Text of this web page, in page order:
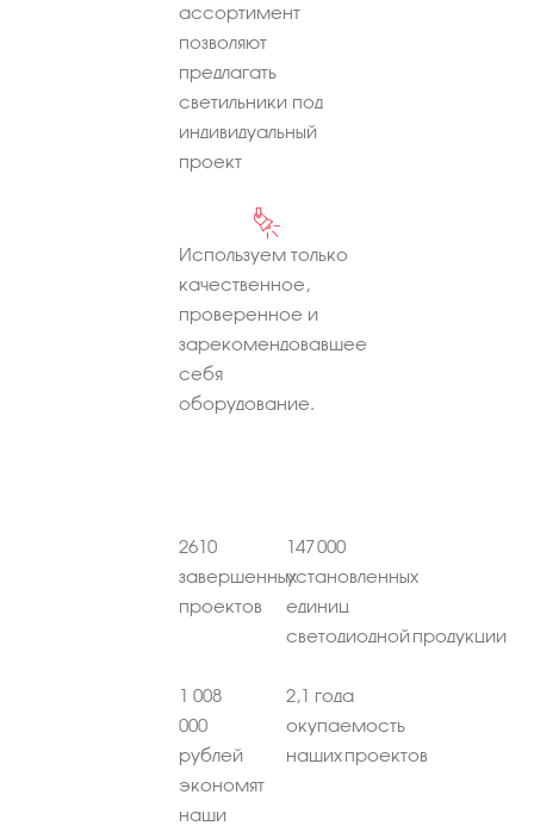
ассортимент
позволяют
предлагать
светильники под
индивидуальный
проект
Используем только
качественное,
проверенное и
зарекомендовавшее
себя
оборудование.
2610
завершенных
проектов
147 000
установленных
единиц
светодиодной продукции
1 008
000
рублей
экономят
наши
2,1 года
окупаемость
наших проектов